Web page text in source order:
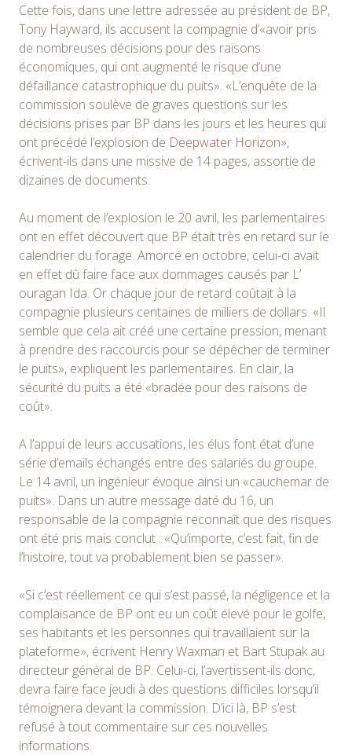
Cette fois, dans une lettre adressée au président de BP,
Tony Hayward, ils accusent la compagnie d’«avoir pris
de nombreuses décisions pour des raisons
économiques, qui ont augmenté le risque d’une
défaillance catastrophique du puits». «L’enquête de la
commission soulève de graves questions sur les
décisions prises par BP dans les jours et les heures qui
ont précédé l’explosion de Deepwater Horizon»,
écrivent-ils dans une missive de 14 pages, assortie de
dizaines de documents.
Au moment de l’explosion le 20 avril, les parlementaires
ont en effet découvert que BP était très en retard sur le
calendrier du forage. Amorcé en octobre, celui-ci avait
en effet dû faire face aux dommages causés par L’
ouragan Ida. Or chaque jour de retard coûtait à la
compagnie plusieurs centaines de milliers de dollars. «Il
semble que cela ait créé une certaine pression, menant
à prendre des raccourcis pour se dépêcher de terminer
le puits», expliquent les parlementaires. En clair, la
sécurité du puits a été «bradée pour des raisons de
coût».
A l’appui de leurs accusations, les élus font état d’une
série d’emails échangés entre des salariés du groupe.
Le 14 avril, un ingénieur évoque ainsi un «cauchemar de
puits». Dans un autre message daté du 16, un
responsable de la compagnie reconnaît que des risques
ont été pris mais conclut : «Qu’importe, c’est fait, fin de
l’histoire, tout va probablement bien se passer».
«Si c’est réellement ce qui s’est passé, la négligence et la
complaisance de BP ont eu un coût élevé pour le golfe,
ses habitants et les personnes qui travaillaient sur la
plateforme», écrivent Henry Waxman et Bart Stupak au
directeur général de BP. Celui-ci, l’avertissent-ils donc,
devra faire face jeudi à des questions difficiles lorsqu’il
témoignera devant la commission. D’ici là, BP s’est
refusé à tout commentaire sur ces nouvelles
informations.